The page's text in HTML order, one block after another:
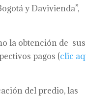
y Davivienda”,
la obtención de sus
pagos (clic
del predio, las